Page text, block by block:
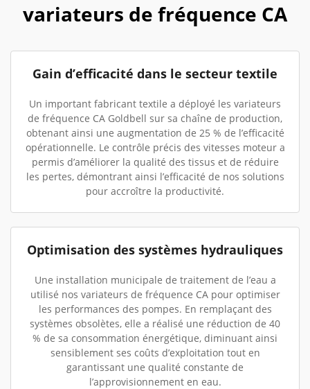
variateurs de fréquence CA
Gain d’efficacité dans le secteur textile
Un important fabricant textile a déployé les variateurs
de fréquence CA Goldbell sur sa chaîne de production,
obtenant ainsi une augmentation de 25 % de l’efficacité
opérationnelle. Le contrôle précis des vitesses moteur a
permis d’améliorer la qualité des tissus et de réduire
les pertes, démontrant ainsi l’efficacité de nos solutions
pour accroître la productivité.
Optimisation des systèmes hydrauliques
Une installation municipale de traitement de l’eau a
utilisé nos variateurs de fréquence CA pour optimiser
les performances des pompes. En remplaçant des
systèmes obsolètes, elle a réalisé une réduction de 40
% de sa consommation énergétique, diminuant ainsi
sensiblement ses coûts d’exploitation tout en
garantissant une qualité constante de
l’approvisionnement en eau.